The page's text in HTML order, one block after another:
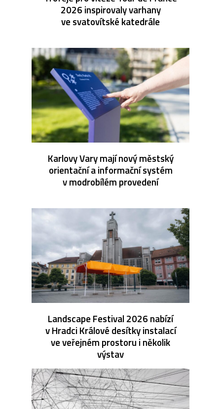
2026 inspirovaly varhany
ve svatovítské katedrále
Karlovy Vary mají nový městský
orientační a informační systém
v modrobílém provedení
Landscape Festival 2026 nabízí
v Hradci Králové desítky instalací
ve veřejném prostoru i několik
výstav